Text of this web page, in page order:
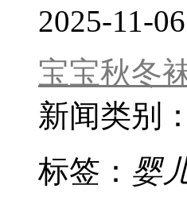
2025-11-06
宝宝秋冬
新闻类别：
标签： 婴